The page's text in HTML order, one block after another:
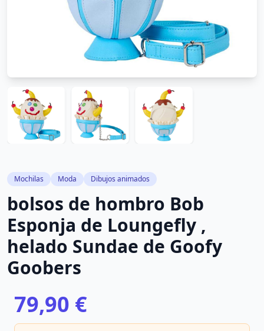
Mochilas Moda Dibujos animados
bolsos de hombro Bob
Esponja de Loungefly ,
helado Sundae de Goofy
Goobers
79,90 €